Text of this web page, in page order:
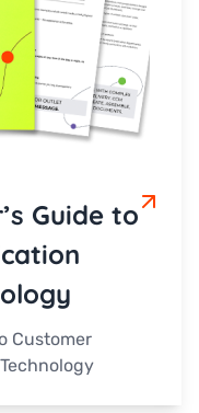
Guide to
Customer